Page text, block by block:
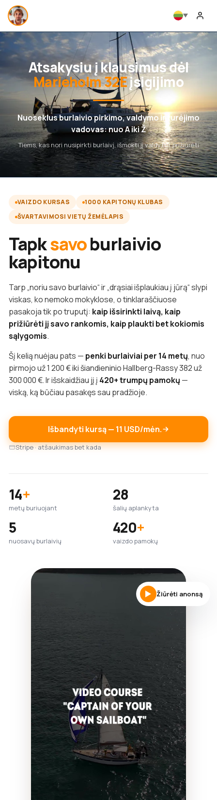
Atsakysiu į klausimus dėl
Marieholm 32Eįsigijimo
Nuoseklus burlaivio pirkimo, valdymo ir turėjimo
vadovas: nuo A iki Ž
Tiems, kas nori nusipirkti burlaivį, išmokti jį valdyti ir prižiūrėti
VAIZDO KURSAS
1000 KAPITONŲ KLUBAS
ŠVARTAVIMOSI VIETŲ ŽEMĖLAPIS
Tapksavoburlaivio
kapitonu
Tarp „noriu savo burlaivio“ ir „drąsiai išplaukiau į jūrą“ slypi
viskas, ko nemoko mokyklose, o tinklaraščiuose
pasakoja tik po truputį: kaip išsirinkti laivą, kaip
prižiūrėti jį savo rankomis, kaip plaukti bet kokiomis
sąlygomis.
Šį kelią nuėjau pats — penki burlaiviai per 14 metų, nuo
pirmojo už 1 200 € iki šiandieninio Hallberg-Rassy 382 už
300 000 €. Ir išskaidžiau jį į 420+ trumpų pamokų —
viską, ką būčiau pasakęs sau pradžioje.
Išbandyti kursą — 11 USD/mėn.
Stripe · atšaukimas bet kada
14+
metų buriuojant
28
šalių aplankyta
5
nuosavų burlaivių
420+
vaizdo pamokų
Žiūrėti anonsą